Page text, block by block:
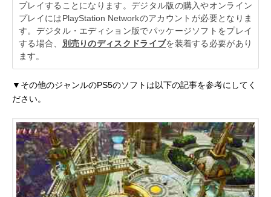
プレイすることになります。デジタル版の購入やオンライン
プレイにはPlayStation Networkのアカウントが必要となりま
す。デジタル・エディション版でパッケージソフトをプレイ
する場合、 別売りのディスクドライブを装着する必要があり
ます。
▼その他のジャンルのPS5のソフトは以下の記事を参考にしてく
ださい。